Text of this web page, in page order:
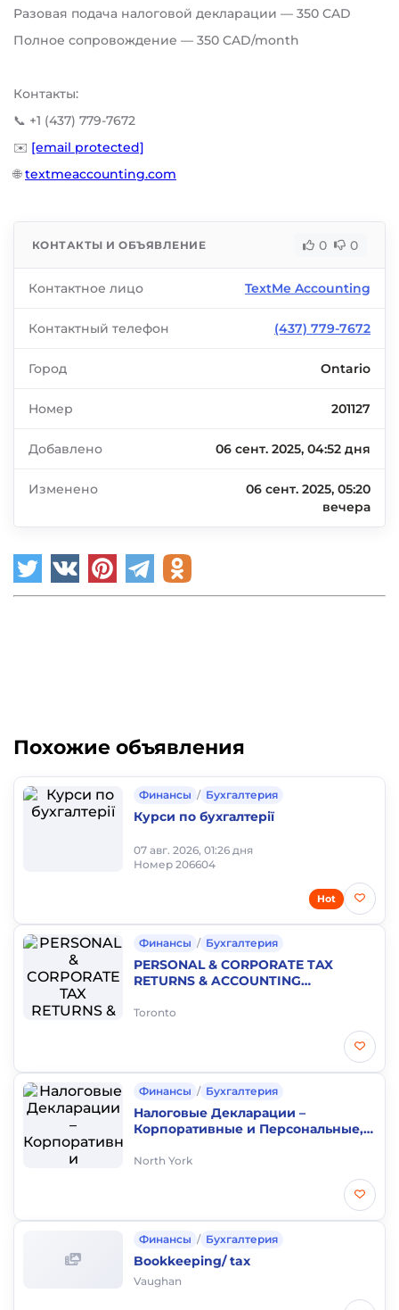
Разовая подача налоговой декларации — 350 CAD
Полное сопровождение — 350 CAD/month
Контакты:
📞 +1 (437) 779-7672
✉️ [email protected]
🌐textmeaccounting.com
КОНТАКТЫ И ОБЪЯВЛЕНИЕ 0 0
Контактное лицо TextMe Accounting
Контактный телефон (437) 779-7672
Город Ontario
Номер 201127
Добавлено 06 сент. 2025, 04:52 дня
Изменено
06 сент. 2025, 05:20
вечера
Похожие объявления
Финансы / Бухгалтерия
Курси по бухгалтерії
07 авг. 2026, 01:26 дня
Номер 206604
Hot
Финансы / Бухгалтерия
PERSONAL & CORPORATE TAX
RETURNS & ACCOUNTING
Toronto
Финансы / Бухгалтерия
Налоговые Декларации –
Корпоративные и Персональные,
North York
Финансы / Бухгалтерия
Bookkeeping/ tax
Vaughan